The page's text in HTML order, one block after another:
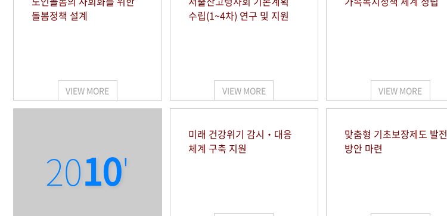
돌봄정책 설계
VIEW MORE
수립(1~4차) 연구 및 지원
VIEW MORE VIEW MORE
2010'
미래 건강위기 감시‧대응
체계 구축 지원
맞춤형 기초보장제도 발전
방안 마련